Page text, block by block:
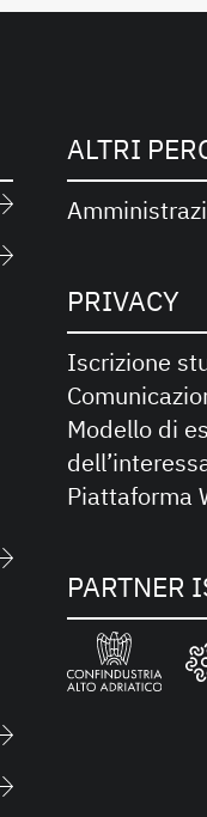
ALTRI
PRIVACY
Iscrizione
Modello di
Piattaforma
PARTNER